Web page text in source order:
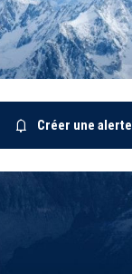
Créer une alerte